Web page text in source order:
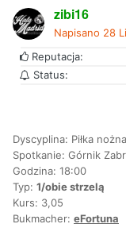
zibi16
Napisano 28
Reputacja:
Status:
Dyscyplina: Piłka
Spotkanie: Górnik
Godzina: 18:00
Typ: 1/obie strzelą
Kurs: 3,05
Bukmacher: eFortuna